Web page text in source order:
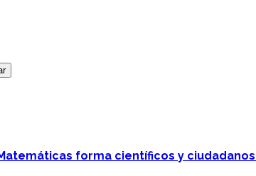
forma científicos y